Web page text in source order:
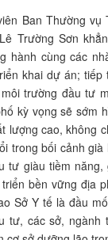
Ban Thường vụ
Trường Sơn
hành cùng các
khai dự án; tiếp
trường đầu tư
kỳ vọng sẽ sớm
lượng cao, không
trong bối cảnh
tư giàu tiềm năng,
bền vững địa
Sở Y tế là đầu
tư, các sở, ngành